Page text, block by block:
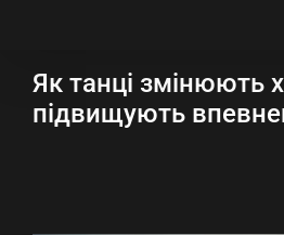
Як танці змінюють
підвищують